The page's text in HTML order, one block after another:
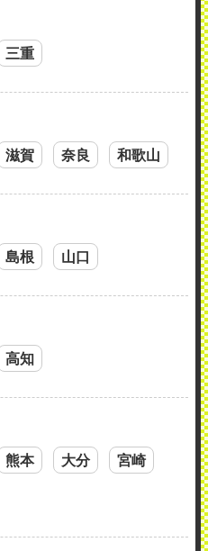
三重
滋賀 奈良 和歌山
島根 山口
高知
熊本 大分 宮崎